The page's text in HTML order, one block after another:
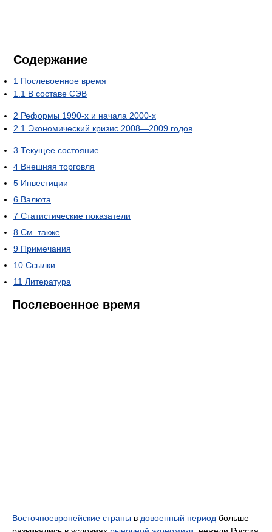
Содержание
1 Послевоенное время
1.1 В составе СЭВ
2 Реформы 1990-х и начала 2000-х
2.1 Экономический кризис 2008—2009 годов
3 Текущее состояние
4 Внешняя торговля
5 Инвестиции
6 Валюта
7 Статистические показатели
8 См. также
9 Примечания
10 Ссылки
11 Литература
Послевоенное время
Восточноевропейские страны в довоенный период больше